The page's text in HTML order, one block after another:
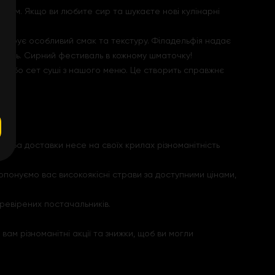
Якщо ви любите сир та шукаєте нові кулінарні
особливий смак та текстуру. Філадельфія надає
Сирний фестиваль в кожному шматочку!
або сет суші з нашого меню. Це створить справжнє
доставки несе на своїх крилах різноманітність
вас високоякісні страви за доступними цінами,
постачальників.
різноманітні акції та знижки, щоб ви могли